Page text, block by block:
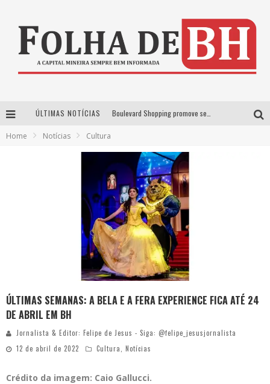
ÚLTIMAS NOTÍCIAS
Home Notícias Cultura
ÚLTIMAS SEMANAS: A BELA E A FERA EXPERIENCE FICA ATÉ 24
DE ABRIL EM BH
Jornalista & Editor: Felipe de Jesus - Siga: @felipe_jesusjornalista
12 de abril de 2022
Cultura Notícias
Crédito da imagem: Caio Gallucci.